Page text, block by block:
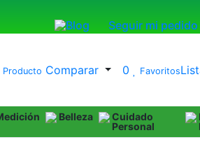
Blog
Seguir mi pedido
Producto Comparar 0 Favoritos
Belleza
Cuidado
Personal